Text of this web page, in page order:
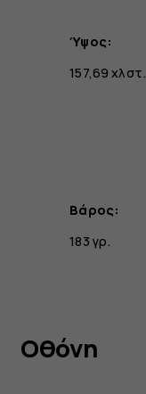
Ύψος:
157,69 χλστ.
Βάρος:
183 γρ.
Οθόνη